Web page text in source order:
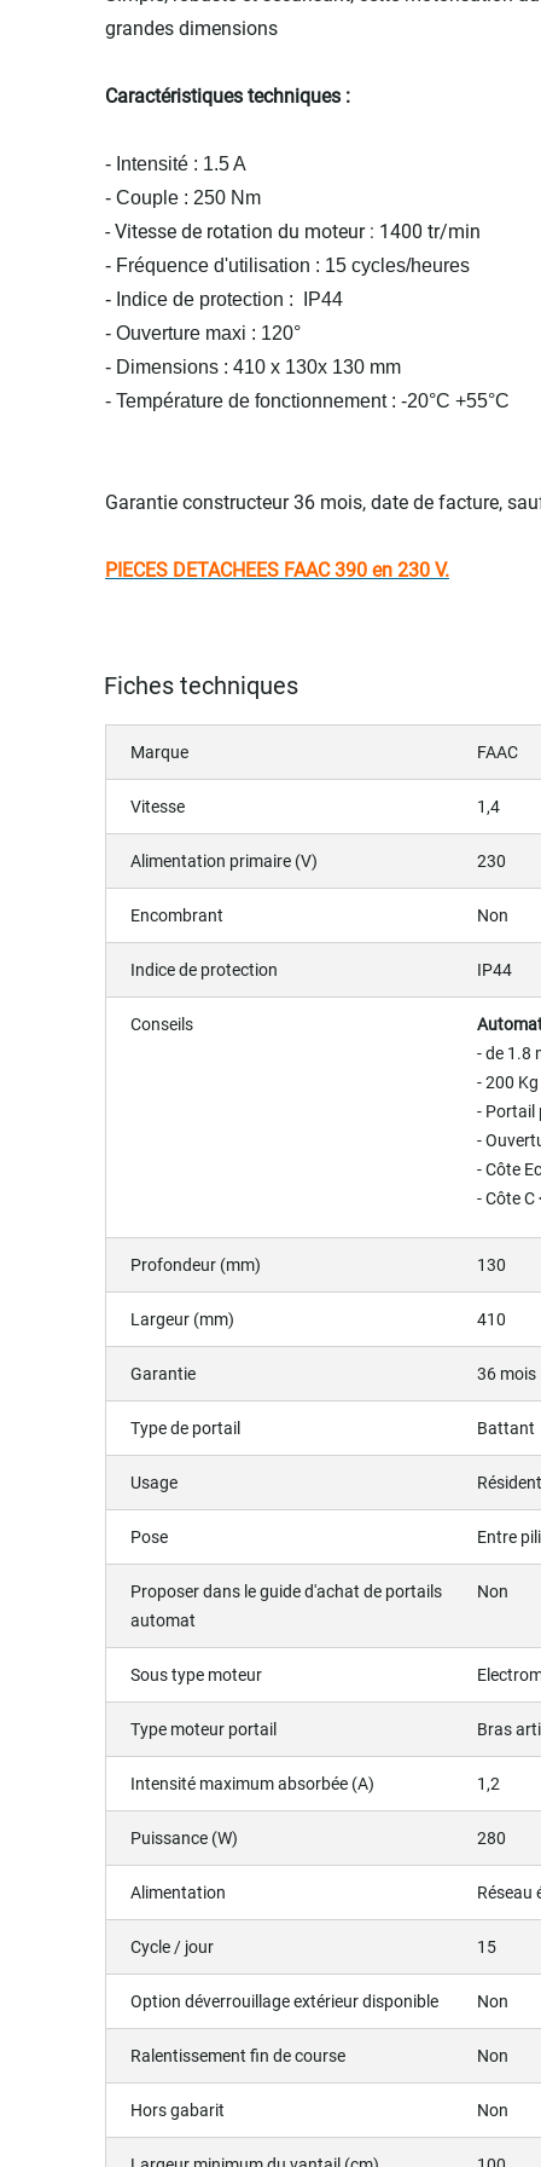
grandes dimensions
Caractéristiques techniques :
- Intensité : 1.5 A
- Couple : 250 Nm
- Vitesse de rotation du moteur : 1400 tr/min
- Fréquence d'utilisation : 15 cycles/heures
- Indice de protection : IP44
- Ouverture maxi : 120°
- Dimensions : 410 x 130x 130 mm
- Température de fonctionnement : -20°C +55°C
Garantie constructeur 36 mois, date de facture,
PIECES DETACHEES FAAC 390 en 230 V.
Fiches techniques
Marque FAAC
Vitesse 1,4
Alimentation primaire (V) 230
Encombrant Non
Indice de protection IP44
Conseils
- de 1.8
- 200
- Portail
-
- Côte
- Côte C
Profondeur (mm) 130
Largeur (mm) 410
Garantie 36 mois
Type de portail Battant
Usage
Pose Entre
Proposer dans le guide d'achat de portails
automat
Non
Sous type moteur
Type moteur portail Bras
Intensité maximum absorbée (A) 1,2
Puissance (W) 280
Alimentation Réseau
Cycle / jour 15
Option déverrouillage extérieur disponible Non
Ralentissement fin de course Non
Hors gabarit Non